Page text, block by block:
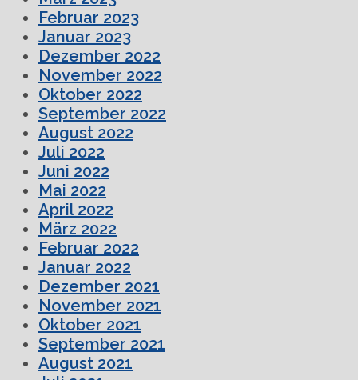
Februar 2023
Januar 2023
Dezember 2022
November 2022
Oktober 2022
September 2022
August 2022
Juli 2022
Juni 2022
Mai 2022
April 2022
März 2022
Februar 2022
Januar 2022
Dezember 2021
November 2021
Oktober 2021
September 2021
August 2021